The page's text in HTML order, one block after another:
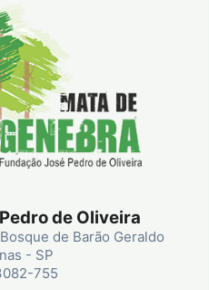
de Oliveira
de Barão Geraldo
- SP
755